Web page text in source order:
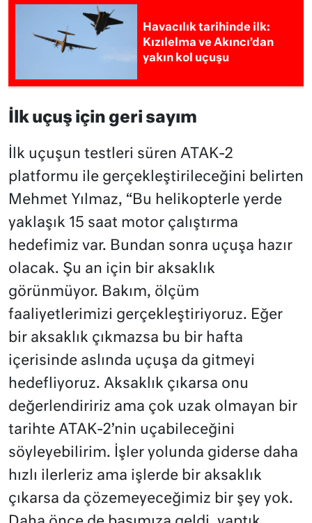
Havacılık tarihinde ilk:
Kızılelma ve Akıncı’dan
yakın kol uçuşu
İlk uçuş için geri sayım
İlk uçuşun testleri süren ATAK-2
platformu ile gerçekleştirileceğini belirten
Mehmet Yılmaz, “Bu helikopterle yerde
yaklaşık 15 saat motor çalıştırma
hedefimiz var. Bundan sonra uçuşa hazır
olacak. Şu an için bir aksaklık
görünmüyor. Bakım, ölçüm
faaliyetlerimizi gerçekleştiriyoruz. Eğer
bir aksaklık çıkmazsa bu bir hafta
içerisinde aslında uçuşa da gitmeyi
hedefliyoruz. Aksaklık çıkarsa onu
değerlendiririz ama çok uzak olmayan bir
tarihte ATAK-2’nin uçabileceğini
söyleyebilirim. İşler yolunda giderse daha
hızlı ilerleriz ama işlerde bir aksaklık
çıkarsa da çözemeyeceğimiz bir şey yok.